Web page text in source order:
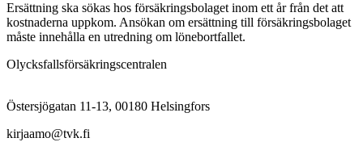
Ersättning ska sökas hos försäkringsbolaget inom ett år från det att
kostnaderna uppkom. Ansökan om ersättning till försäkringsbolaget
måste innehålla en utredning om lönebortfallet.
Olycksfallsförsäkringscentralen
Östersjögatan 11-13, 00180 Helsingfors
kirjaamo@tvk.fi